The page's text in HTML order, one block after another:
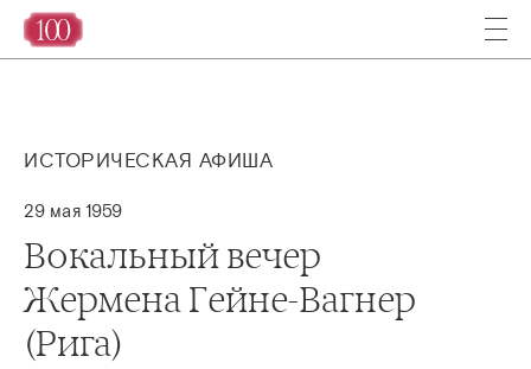
ИСТОРИЧЕСКАЯ АФИША
29 мая 1959
Вокальный вечер
Жермена Гейне-Вагнер
(Рига)